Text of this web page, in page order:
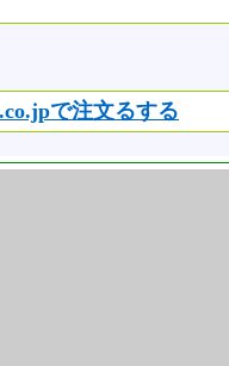
で注文るする